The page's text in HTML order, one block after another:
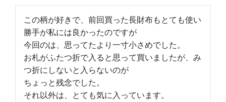
この柄が好きで、前回買った長財布もとても使い
勝手が私には良かったのですが
今回のは、思ってたより一寸小さめでした。
お札がふたつ折で入ると思って買いましたが、み
つ折にしないと入らないのが
ちょっと残念でした。
それ以外は、とても気に入っています。